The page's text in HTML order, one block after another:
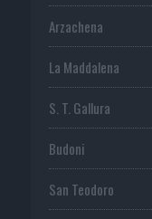
Arzachena
La Maddalena
S. T. Gallura
Budoni
San Teodoro